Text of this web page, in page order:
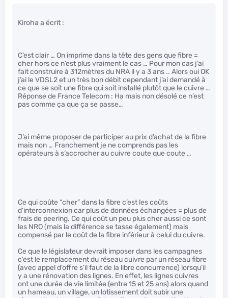
Kiroha a écrit :
C’est clair … On imprime dans la tête des gens que fibre =
cher hors ce n’est plus vraiment le cas … Pour mon cas j’ai
fait construire à 312mètres du NRA il y a 3 ans .. Alors oui OK
j’ai le VDSL2 et un très bon débit cependant j’ai demandé à
ce que se soit une fibre qui soit installé plutôt que le cuivre …
Réponse de France Telecom : Ha mais non désolé ce n’est
pas comme ça que ça se passe…
J’ai même proposer de participer au prix d’achat de la fibre
mais non … Franchement je ne comprends pas les
opérateurs à s’accrocher au cuivre coute que coute …
Ce qui coûte “cher” dans la fibre c’est les coûts
d’interconnexion car plus de données échangées = plus de
frais de peering. Ce qui coût un peu plus cher aussi ce sont
les NRO (mais la différence se tasse également) mais
compensé par le coût de la fibre inférieur à celui du cuivre.
Ce que le législateur devrait imposer dans les campagnes
c’est le remplacement du réseau cuivre par un réseau fibre
(avec appel d’offre s’il faut de la libre concurrence) lorsqu’il
y a une rénovation des lignes. En effet, les lignes cuivres
ont une durée de vie limitée (entre 15 et 25 ans) alors quand
un hameau, un village, un lotissement doit subir une